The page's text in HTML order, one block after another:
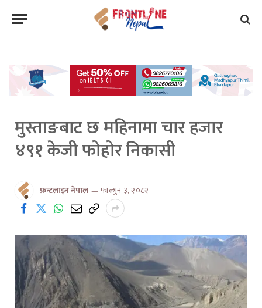
मुस्ताङबाट छ महिनामा चार हजार
४९१ केजी फोहोर निकासी
फ्रन्टलाइन नेपाल फाल्गुन ३, २०८२